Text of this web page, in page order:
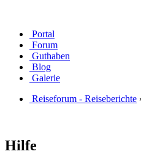
Portal
Forum
Guthaben
Blog
Galerie
Reiseforum - Reiseberichte
Hilfe